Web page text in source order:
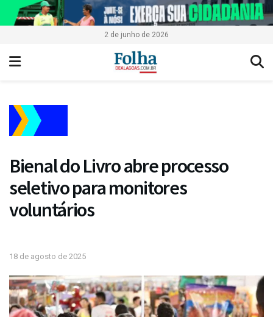
2 de junho de 2026
Bienal do Livro abre processo
seletivo para monitores
voluntários
18 de agosto de 2025